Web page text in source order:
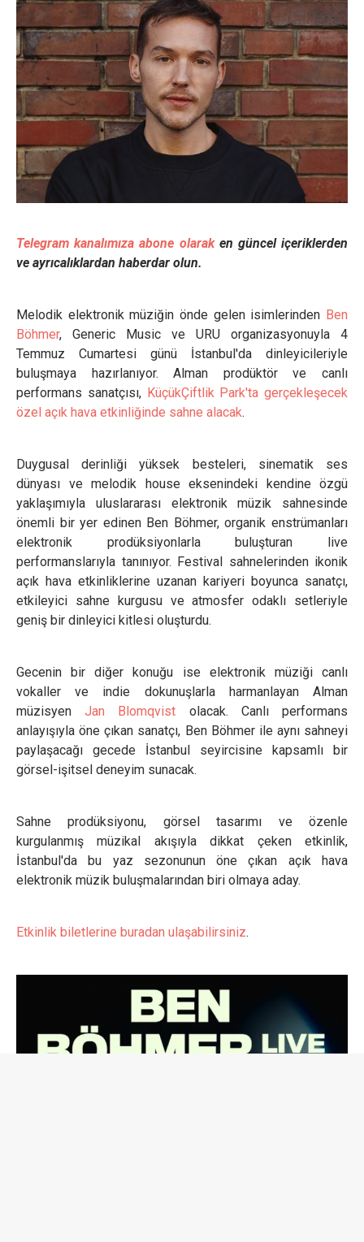
Telegram kanalımıza abone olaraken güncel içeriklerden
ve ayrıcalıklardan haberdar olun.
Melodik elektronik müziğin önde gelen isimlerinden Ben
Böhmer, Generic Music ve URU organizasyonuyla 4
Temmuz Cumartesi günü İstanbul'da dinleyicileriyle
buluşmaya hazırlanıyor. Alman prodüktör ve canlı
performans sanatçısı, KüçükÇiftlik Park'ta gerçekleşecek
özel açık hava etkinliğinde sahne alacak.
Duygusal derinliği yüksek besteleri, sinematik ses
dünyası ve melodik house eksenindeki kendine özgü
yaklaşımıyla uluslararası elektronik müzik sahnesinde
önemli bir yer edinen Ben Böhmer, organik enstrümanları
elektronik prodüksiyonlarla buluşturan live
performanslarıyla tanınıyor. Festival sahnelerinden ikonik
açık hava etkinliklerine uzanan kariyeri boyunca sanatçı,
etkileyici sahne kurgusu ve atmosfer odaklı setleriyle
geniş bir dinleyici kitlesi oluşturdu.
Gecenin bir diğer konuğu ise elektronik müziği canlı
vokaller ve indie dokunuşlarla harmanlayan Alman
müzisyenJan Blomqvist olacak. Canlı performans
anlayışıyla öne çıkan sanatçı, Ben Böhmer ile aynı sahneyi
paylaşacağı gecede İstanbul seyircisine kapsamlı bir
görsel-işitsel deneyim sunacak.
Sahne prodüksiyonu, görsel tasarımı ve özenle
kurgulanmış müzikal akışıyla dikkat çeken etkinlik,
İstanbul'da bu yaz sezonunun öne çıkan açık hava
elektronik müzik buluşmalarından biri olmaya aday.
Etkinlik biletlerine buradan ulaşabilirsiniz.